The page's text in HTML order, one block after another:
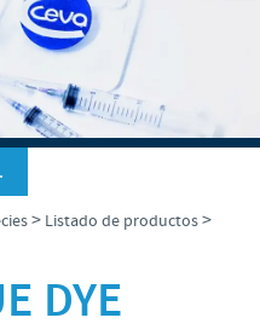
> Listado de productos>
DYE